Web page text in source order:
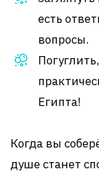
есть
вопросы.
Египта!
Когда вы
душе станет